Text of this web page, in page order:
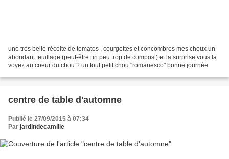
une très belle récolte de tomates , courgettes et concombres mes choux un
abondant feuillage (peut-être un peu trop de compost) et la surprise vous la
voyez au coeur du chou ? un tout petit chou "romanesco" bonne journée
centre de table d'automne
Publié le 27/09/2015 à 07:34
Par jardindecamille